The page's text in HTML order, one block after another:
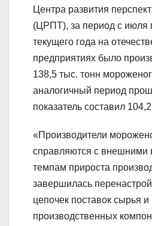
Центра развития
(ЦРПТ), за период с июля
текущего года на
предприятиях было
138,5 тыс. тонн
аналогичный период
показатель составил
«Производители
справляются с внешними
темпам прироста
завершилась
цепочек поставок сырья и
производственных